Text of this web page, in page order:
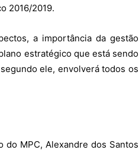
2016/2019.
a importância da gestão
estratégico que está sendo
ele, envolverá todos os
do MPC, Alexandre dos Santos